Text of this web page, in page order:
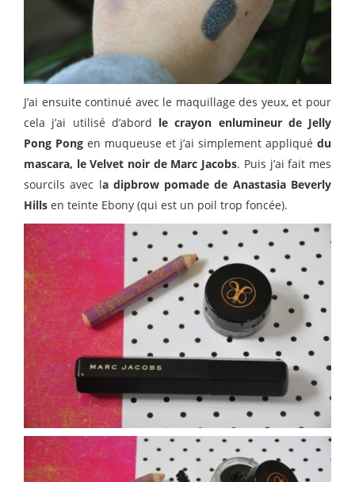
J’ai ensuite continué avec le maquillage des yeux, et pour
cela j’ai utilisé d’abord le crayon enlumineur de Jelly
Pong Pong en muqueuse et j’ai simplement appliqué du
mascara, le Velvet noir de Marc Jacobs. Puis j’ai fait mes
sourcils avec la dipbrow pomade de Anastasia Beverly
Hills en teinte Ebony (qui est un poil trop foncée).